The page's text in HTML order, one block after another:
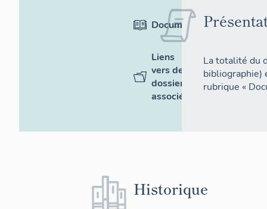
Documentation
Liens
vers des
dossiers
associés
La totalité du
bibliographie)
rubrique «
Historique